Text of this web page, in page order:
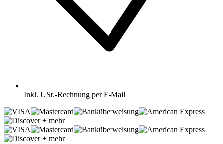
Inkl. USt.-Rechnung per E-Mail
+ mehr
+ mehr